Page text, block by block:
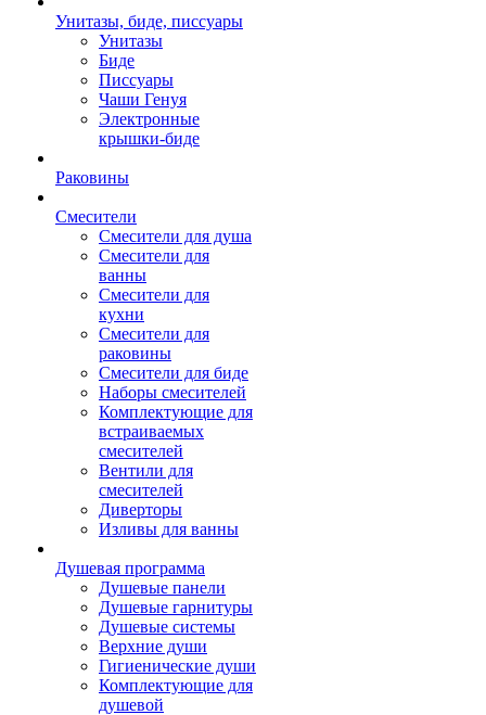
Унитазы, биде, писсуары
Унитазы
Биде
Писсуары
Чаши Генуя
Электронные
крышки-биде
Раковины
Смесители
Смесители для душа
Смесители для
ванны
Смесители для
кухни
Смесители для
раковины
Смесители для биде
Наборы смесителей
Комплектующие для
встраиваемых
смесителей
Вентили для
смесителей
Диверторы
Изливы для ванны
Душевая программа
Душевые панели
Душевые гарнитуры
Душевые системы
Верхние души
Гигиенические души
Комплектующие для
душевой